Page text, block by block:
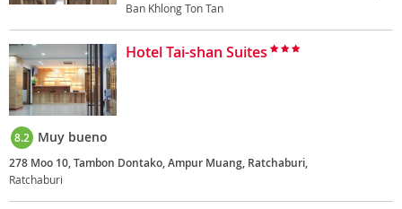
Ban Khlong Ton Tan
Hotel Tai-shan Suites
8.2 Muy bueno
278 Moo 10, Tambon Dontako, Ampur Muang, Ratchaburi,
Ratchaburi